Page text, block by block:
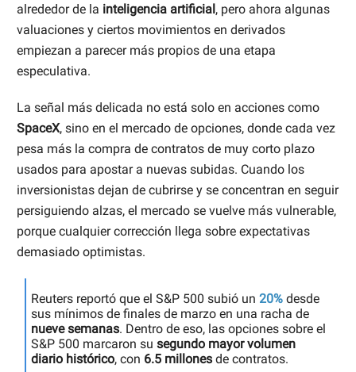
alrededor de la inteligencia artificial, pero ahora algunas
valuaciones y ciertos movimientos en derivados
empiezan a parecer más propios de una etapa
especulativa.
La señal más delicada no está solo en acciones como
SpaceX, sino en el mercado de opciones, donde cada vez
pesa más la compra de contratos de muy corto plazo
usados para apostar a nuevas subidas. Cuando los
inversionistas dejan de cubrirse y se concentran en seguir
persiguiendo alzas, el mercado se vuelve más vulnerable,
porque cualquier corrección llega sobre expectativas
demasiado optimistas.
Reuters reportó que el S&P 500 subió un 20% desde
sus mínimos de finales de marzo en una racha de
nueve semanas. Dentro de eso, las opciones sobre el
S&P 500 marcaron su segundo mayor volumen
diario histórico, con 6.5 millones de contratos.